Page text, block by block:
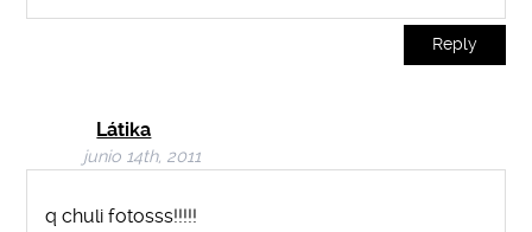
Reply
Látika
junio 14th, 2011
q chuli fotosss!!!!!